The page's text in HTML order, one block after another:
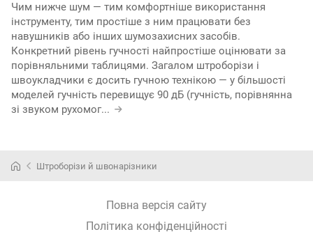
Чим нижче шум — тим комфортніше використання
інструменту, тим простіше з ним працювати без
навушників або інших шумозахисних засобів.
Конкретний рівень гучності найпростіше оцінювати за
порівняльними таблицями. Загалом штроборізи і
швоукладчики є досить гучною технікою — у більшості
моделей гучність перевищує 90 дБ (гучність, порівнянна
зі звуком рухомог...
Штроборізи й швонарізники
Повна версія сайту
Політика конфіденційності